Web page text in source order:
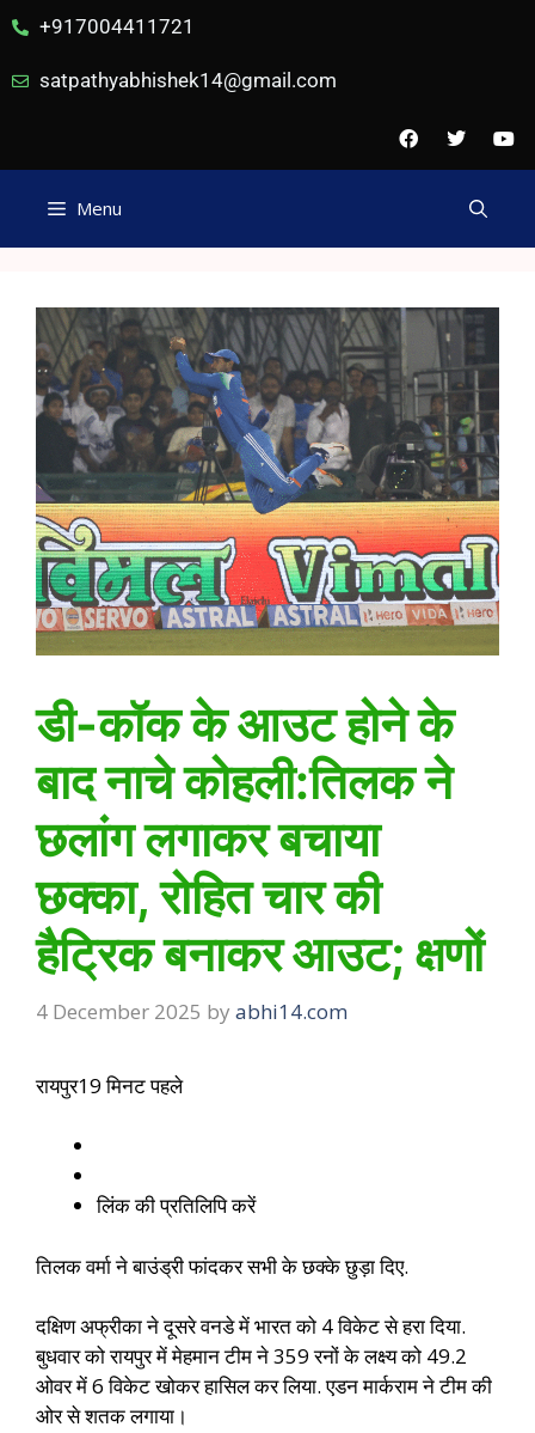
+917004411721
satpathyabhishek14@gmail.com
Menu
डी-कॉक के आउट होने के
बाद नाचे कोहली:तिलक ने
छलांग लगाकर बचाया
छक्का, रोहित चार की
हैट्रिक बनाकर आउट; क्षणों
4 December 2025 by abhi14.com
रायपुर19 मिनट पहले
लिंक की प्रतिलिपि करें
तिलक वर्मा ने बाउंड्री फांदकर सभी के छक्के छुड़ा दिए.
दक्षिण अफ्रीका ने दूसरे वनडे में भारत को 4 विकेट से हरा दिया.
बुधवार को रायपुर में मेहमान टीम ने 359 रनों के लक्ष्य को 49.2
ओवर में 6 विकेट खोकर हासिल कर लिया. एडन मार्कराम ने टीम की
ओर से शतक लगाया।